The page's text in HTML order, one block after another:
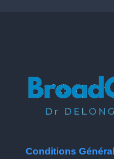
Conditions